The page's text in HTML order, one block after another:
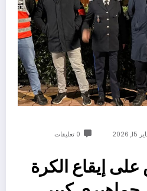
15, 2026 0 تعليقات
إيقاع الكرة